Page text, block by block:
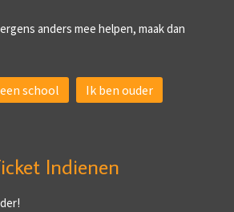
anders mee helpen, maak dan
school Ik ben ouder
Indienen